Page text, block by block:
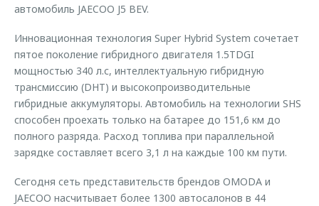
автомобиль JAECOO J5 BEV.
Инновационная технология Super Hybrid System сочетает
пятое поколение гибридного двигателя 1.5TDGI
мощностью 340 л.с, интеллектуальную гибридную
трансмиссию (DHT) и высокопроизводительные
гибридные аккумуляторы. Автомобиль на технологии SHS
способен проехать только на батарее до 151,6 км до
полного разряда. Расход топлива при параллельной
зарядке составляет всего 3,1 л на каждые 100 км пути.
Сегодня сеть представительств брендов OMODA и
JAECOO насчитывает более 1300 автосалонов в 44